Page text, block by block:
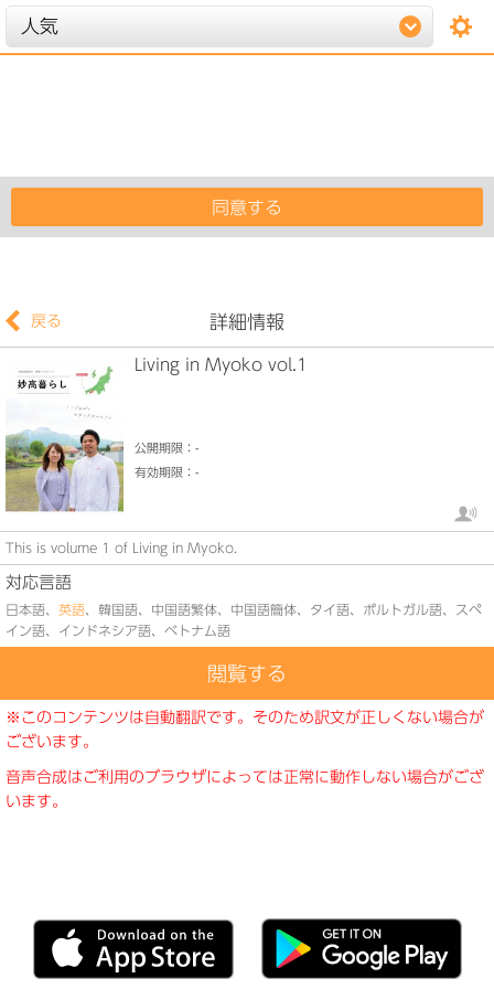
setting
left 戻る 詳細情報
Living in Myoko vol.1
公開期限：-
有効期限：-
This is volume 1 of Living in Myoko.
対応言語
日本語 英語 韓国語 中国語繁体 中国語簡体 タイ語 ポルトガル語
スペ
イン語
インドネシア語 ベトナム語
※このコンテンツは自動翻訳です。そのため訳文が正しくない場合が
ございます。
音声合成はご利用のブラウザによっては正常に動作しない場合がござ
います。